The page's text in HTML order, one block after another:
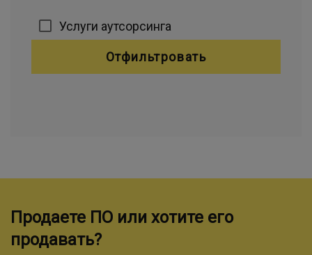
Услуги аутсорсинга
Отфильтровать
Продаете ПО или хотите его
продавать?